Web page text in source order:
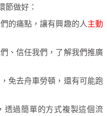
節做好：
的痛點，讓有興趣的人主動
、信任我們，了解我們推廣
，免去舟車勞頓，還有可能跑
透過簡單的方式複製這個流